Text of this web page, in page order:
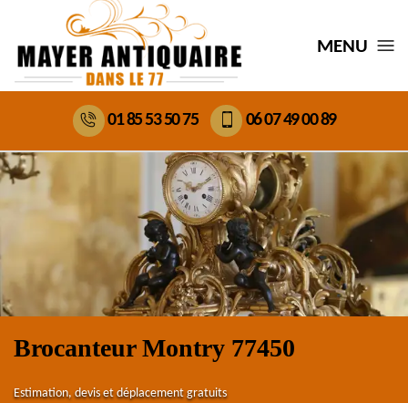
MENU
01 85 53 50 75 06 07 49 00 89
Brocanteur Montry 77450
Estimation, devis et déplacement gratuits